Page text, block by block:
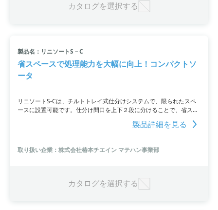
カタログを選択する
製品名：リニソートS－C
省スペースで処理能力を大幅に向上！コンパクトソ
ータ
リニソートS-Cは、チルトトレイ式仕分けシステムで、限られたスペ
ースに設置可能です。仕分け間口を上下２段に分けることで、省スペ
ースながらも多くの仕分け方面数に対応できます。ジットグループ様
の導入事例では、スペースの課題をクリアし、処理数を最大約2倍に
製品詳細を見る
取り扱い企業：株式会社椿本チエイン マテハン事業部
カタログを選択する